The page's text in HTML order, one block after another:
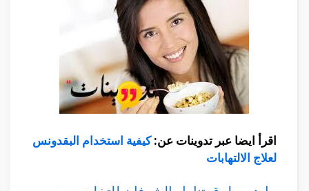
اقرأ ايضا عبر تدوينات عن:كيفية استخدام البقدونس
لعلاج الالتهابات